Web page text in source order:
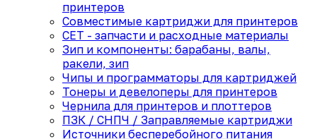
принтеров
Совместимые картриджи для принтеров
CET - запчасти и расходные материалы
Зип и компоненты: барабаны, валы,
ракели, зип
Чипы и программаторы для картриджей
Тонеры и девелоперы для принтеров
Чернила для принтеров и плоттеров
ПЗК / СНПЧ / Заправляемые картриджи
Источники бесперебойного питания